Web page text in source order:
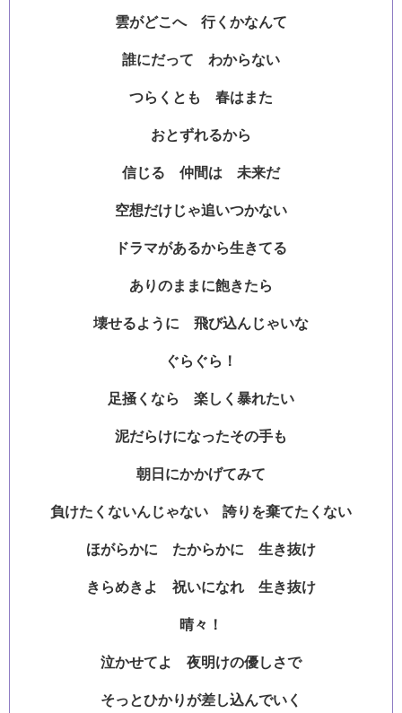
雲がどこへ 行くかなんて
誰にだって わからない
つらくとも 春はまた
おとずれるから
信じる 仲間は 未来だ
空想だけじゃ追いつかない
ドラマがあるから生きてる
ありのままに飽きたら
壊せるように 飛び込んじゃいな
ぐらぐら！
足掻くなら 楽しく暴れたい
泥だらけになったその手も
朝日にかかげてみて
負けたくないんじゃない 誇りを棄てたくない
ほがらかに たからかに 生き抜け
きらめきよ 祝いになれ 生き抜け
晴々！
泣かせてよ 夜明けの優しさで
そっとひかりが差し込んでいく